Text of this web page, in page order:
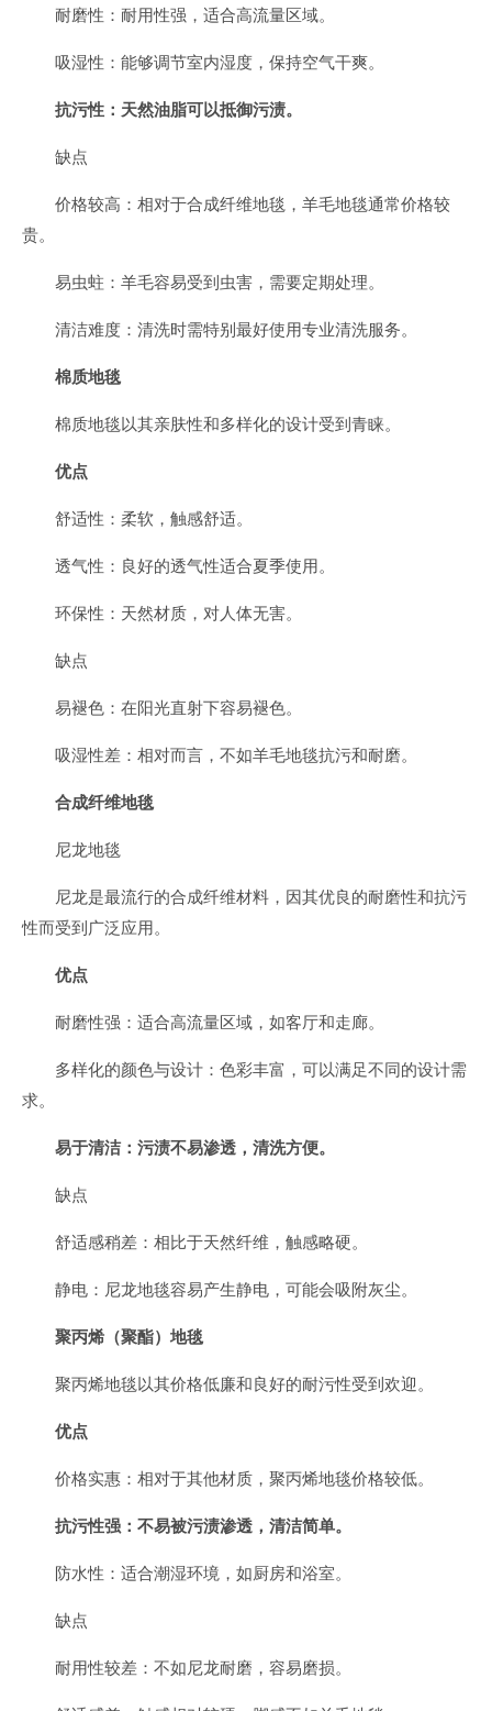
耐磨性：耐用性强，适合高流量区域。
吸湿性：能够调节室内湿度，保持空气干爽。
抗污性：天然油脂可以抵御污渍。
缺点
价格较高：相对于合成纤维地毯，羊毛地毯通常价格较
贵。
易虫蛀：羊毛容易受到虫害，需要定期处理。
清洁难度：清洗时需特别最好使用专业清洗服务。
棉质地毯
棉质地毯以其亲肤性和多样化的设计受到青睐。
优点
舒适性：柔软，触感舒适。
透气性：良好的透气性适合夏季使用。
环保性：天然材质，对人体无害。
缺点
易褪色：在阳光直射下容易褪色。
吸湿性差：相对而言，不如羊毛地毯抗污和耐磨。
合成纤维地毯
尼龙地毯
尼龙是最流行的合成纤维材料，因其优良的耐磨性和抗污
性而受到广泛应用。
优点
耐磨性强：适合高流量区域，如客厅和走廊。
多样化的颜色与设计：色彩丰富，可以满足不同的设计需
求。
易于清洁：污渍不易渗透，清洗方便。
缺点
舒适感稍差：相比于天然纤维，触感略硬。
静电：尼龙地毯容易产生静电，可能会吸附灰尘。
聚丙烯（聚酯）地毯
聚丙烯地毯以其价格低廉和良好的耐污性受到欢迎。
优点
价格实惠：相对于其他材质，聚丙烯地毯价格较低。
抗污性强：不易被污渍渗透，清洁简单。
防水性：适合潮湿环境，如厨房和浴室。
缺点
耐用性较差：不如尼龙耐磨，容易磨损。